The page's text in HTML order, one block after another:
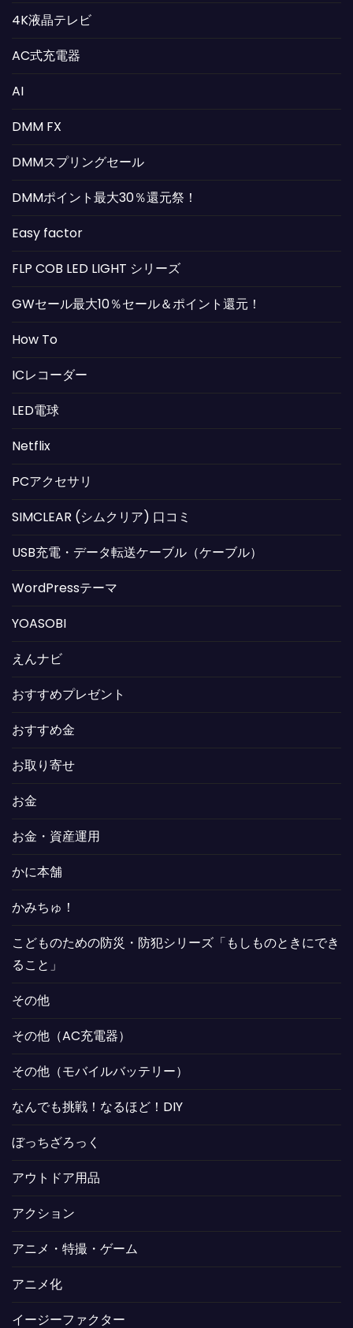
4K液晶テレビ
AC式充電器
AI
DMM FX
DMMスプリングセール
DMMポイント最大30％還元祭！
Easy factor
FLP COB LED LIGHT シリーズ
GWセール最大10％セール＆ポイント還元！
How To
ICレコーダー
LED電球
Netflix
PCアクセサリ
SIMCLEAR (シムクリア) 口コミ
USB充電・データ転送ケーブル（ケーブル）
WordPressテーマ
YOASOBI
えんナビ
おすすめプレゼント
おすすめ金
お取り寄せ
お金
お金・資産運用
かに本舗
かみちゅ！
こどものための防災・防犯シリーズ「もしものときにでき
ること」
その他
その他（AC充電器）
その他（モバイルバッテリー）
なんでも挑戦！なるほど！DIY
ぼっちざろっく
アウトドア用品
アクション
アニメ・特撮・ゲーム
アニメ化
イージーファクター